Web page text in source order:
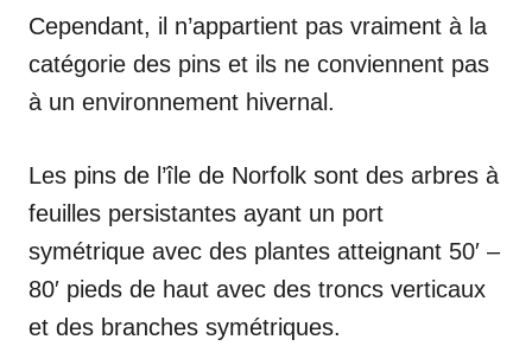
Cependant, il n’appartient pas vraiment à la
catégorie des pins et ils ne conviennent pas
à un environnement hivernal.
Les pins de l’île de Norfolk sont des arbres à
feuilles persistantes ayant un port
symétrique avec des plantes atteignant 50′ –
80′ pieds de haut avec des troncs verticaux
et des branches symétriques.